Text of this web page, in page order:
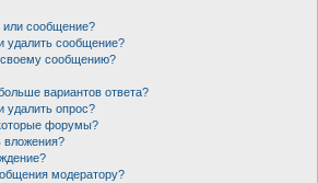
или сообщение?
удалить сообщение?
своему сообщению?
вариантов ответа?
удалить опрос?
форумы?
вложения?
модератору?